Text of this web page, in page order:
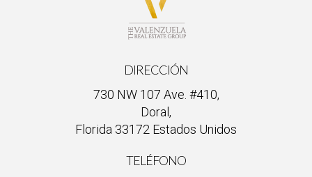
DIRECCIÓN
730 NW 107 Ave. #410,
Doral,
Florida 33172 Estados Unidos
TELÉFONO